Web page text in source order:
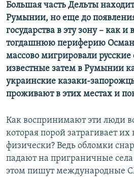
Большая часть Дельты
Румынии, но еще до
государства в эту зону – как и
тогдашнюю периферию
массово мигрировали русские
известные затем в Румынии
украинские казаки-
проживают в этих местах и
Как воспринимают эти люди
которая порой затрагивает
физически? Ведь обломки
падают на приграничные
этом пишут международные